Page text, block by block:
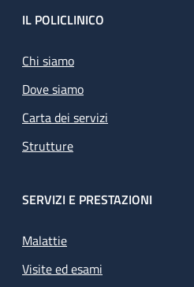
Footer
IL POLICLINICO
Chi siamo
Dove siamo
Carta dei servizi
Strutture
SERVIZI E PRESTAZIONI
Malattie
Visite ed esami